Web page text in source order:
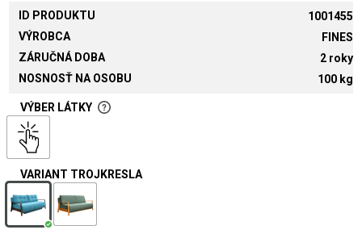
ID PRODUKTU
1001455
VÝROBCA
FINES
ZÁRUČNÁ DOBA
2 roky
NOSNOSŤ NA OSOBU
100 kg
VÝBER LÁTKY
VARIANT TROJKRESLA